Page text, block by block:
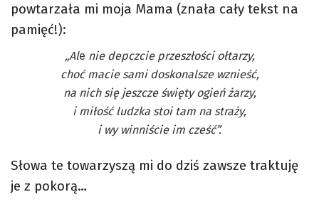
powtarzała mi moja Mama (znała cały tekst na
pamięć!):
„Ale nie depczcie przeszłości ołtarzy,
choć macie sami doskonalsze wznieść,
na nich się jeszcze święty ogień żarzy,
i miłość ludzka stoi tam na straży,
i wy winniście im cześć”.
Słowa te towarzyszą mi do dziś zawsze traktuję
je z pokorą…